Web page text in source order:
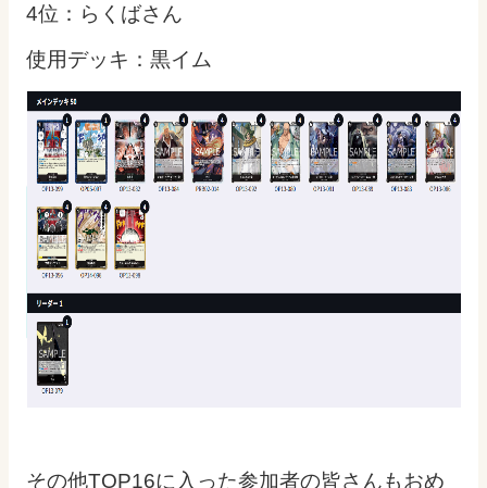
4位：らくばさん
使用デッキ：黒イム
その他TOP16に入った参加者の皆さんもおめ